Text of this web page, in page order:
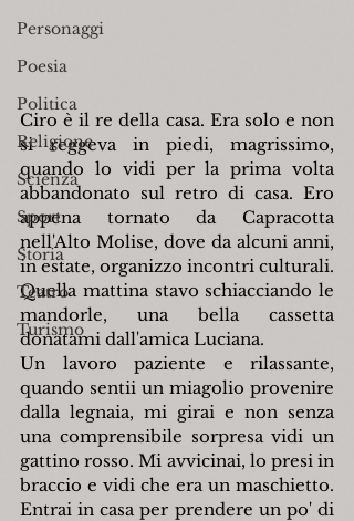
Personaggi
Poesia
Politica
Religione
Scienza
Sport
Storia
Teatro
Turismo
Ciro è il re della casa. Era solo e non
si reggeva in piedi, magrissimo,
quando lo vidi per la prima volta
abbandonato sul retro di casa. Ero
appena tornato da Capracotta
nell'Alto Molise, dove da alcuni anni,
in estate, organizzo incontri culturali.
Quella mattina stavo schiacciando le
mandorle, una bella cassetta
donatami dall'amica Luciana.
Un lavoro paziente e rilassante,
quando sentii un miagolio provenire
dalla legnaia, mi girai e non senza
una comprensibile sorpresa vidi un
gattino rosso. Mi avvicinai, lo presi in
braccio e vidi che era un maschietto.
Entrai in casa per prendere un po' di